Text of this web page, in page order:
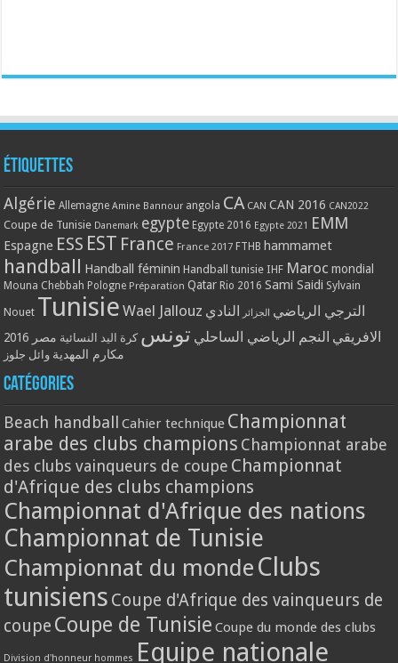
Étiquettes
Algérie Allemagne Amine Bannour angola CA CAN CAN 2016 CAN2022
Coupe de Tunisie Danemark egypte Egypte 2016 Egypte 2021 EMM
Espagne ESS EST France France 2017 FTHB hammamet
handball Handball féminin Handball tunisie IHF Maroc mondial
Mouna Chebbah Pologne Préparation Qatar Rio 2016 Sami Saidi Sylvain
Nouet Tunisie Wael Jallouz الترجي الرياضي الجزائر النادي
الافريقي النجم الرياضي الساحلي تونس كرة اليد النسائية مصر 2016
مكارم المهدية وائل جلوز
Catégories
Beach handball Cahier technique Championnat
arabe des clubs champions Championnat arabe
des clubs vainqueurs de coupe Championnat
d'Afrique des clubs champions
Championnat d'Afrique des nations
Championnat de Tunisie
Championnat du monde Clubs
tunisiens Coupe d'Afrique des vainqueurs de
coupe Coupe de Tunisie Coupe du monde des clubs
Division d'honneur hommes Equipe nationale